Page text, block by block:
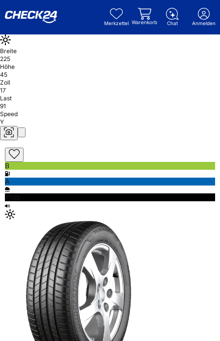
Merkzettel Warenkorb Chat Anmelden
Breite
225
Höhe
45
Zoll
17
Last
91
Speed
Y
B
A
71db